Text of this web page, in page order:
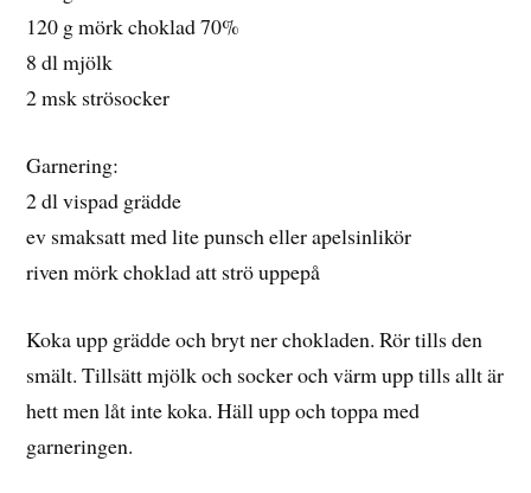
120 g mörk choklad 70%
8 dl mjölk
2 msk strösocker
Garnering:
2 dl vispad grädde
ev smaksatt med lite punsch eller apelsinlikör
riven mörk choklad att strö uppepå
Koka upp grädde och bryt ner chokladen. Rör tills den
smält. Tillsätt mjölk och socker och värm upp tills allt är
hett men låt inte koka. Häll upp och toppa med
garneringen.